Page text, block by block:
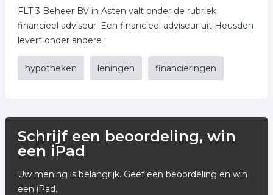
FLT 3 Beheer BV in Asten valt onder de rubriek
financieel adviseur. Een financieel adviseur uit Heusden
levert onder andere :
hypotheken leningen financieringen
Schrijf een beoordeling, win
een iPad
Uw mening is belangrijk. Geef een beoordeling en win
een iPad.